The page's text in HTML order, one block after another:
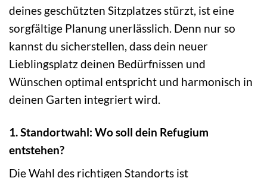
deines geschützten Sitzplatzes stürzt, ist eine
sorgfältige Planung unerlässlich. Denn nur so
kannst du sicherstellen, dass dein neuer
Lieblingsplatz deinen Bedürfnissen und
Wünschen optimal entspricht und harmonisch in
deinen Garten integriert wird.
1. Standortwahl: Wo soll dein Refugium
entstehen?
Die Wahl des richtigen Standorts ist